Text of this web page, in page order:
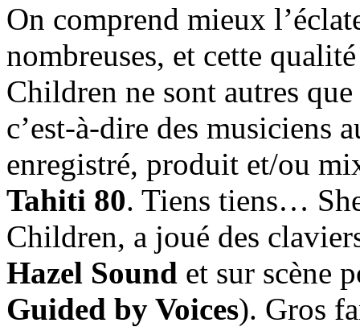
On comprend mieux
nombreuses, et cette
Children ne sont autres que
c’est-à-dire des musiciens
enregistré, produit et/ou
Tahiti 80. Tiens tiens…
Children, a joué des
Hazel Sound et sur scène
Guided by Voices). Gros